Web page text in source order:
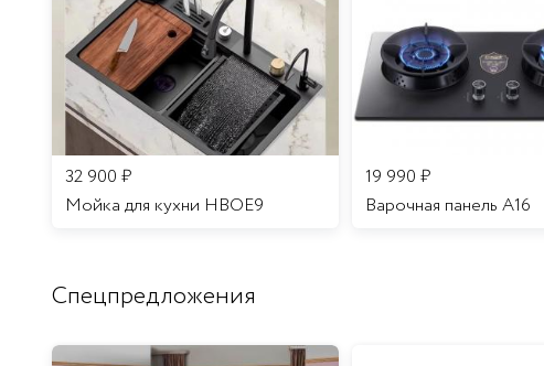
32 900 ₽
Мойка для кухни HBOE9
19 990 ₽
Варочная панель A16
Спецпредложения